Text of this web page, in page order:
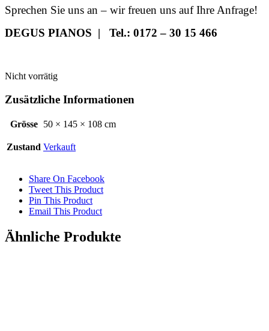
Sprechen Sie uns an – wir freuen uns auf Ihre Anfrage!
DEGUS PIANOS | Tel.: 0172 – 30 15 466
Nicht vorrätig
Zusätzliche Informationen
Grösse 50 × 145 × 108 cm
Zustand Verkauft
Share On Facebook
Tweet This Product
Pin This Product
Email This Product
Ähnliche Produkte